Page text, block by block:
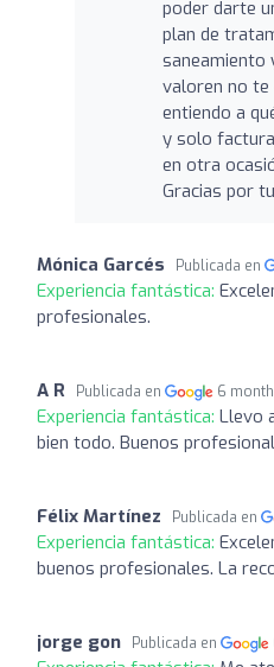
poder darte
plan de
saneamiento
valoren no te
entiendo a
y solo
en otra
Gracias por
Mónica Garcés Publicada en
Experiencia fantástica:
profesionales.
A R Publicada en 6
Experiencia fantástica: Llevo
bien todo. Buenos
Félix Martínez Publicada en
Experiencia fantástica:
buenos profesionales. La
jorge gon Publicada en